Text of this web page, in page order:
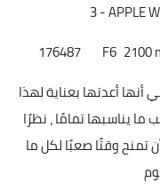
3 - APPLE
176487
F6 2100
أنها أعدتها بعناية لهذا
يناسبها تمامًا ، نظرًا
تمنح وقتًا صعبًا لكل ما